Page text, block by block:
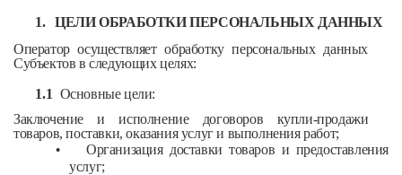
1.
ЦЕЛИ ОБРАБОТКИ ПЕРСОНАЛЬНЫХ ДАННЫХ
Оператор осуществляет обработку персональных данных
Субъектов в следующих целях:
1.1 Основные цели:
Заключение и исполнение договоров купли-продажи
товаров, поставки, оказания услуг и выполнения работ;
•
Организация доставки товаров и предоставления
услуг;